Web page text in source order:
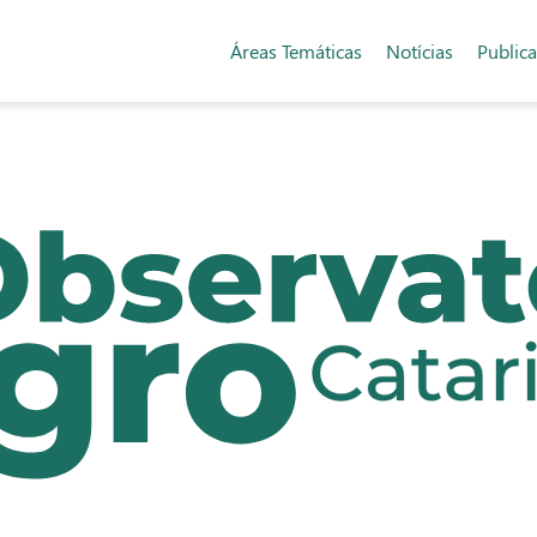
Áreas Temáticas Notícias